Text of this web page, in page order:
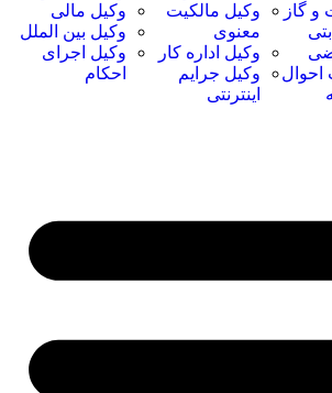
وکیل مالکیت
معنوی
وکیل اداره کار
وکیل جرایم
وکیل مالی
وکیل بین الملل
وکیل اجرای